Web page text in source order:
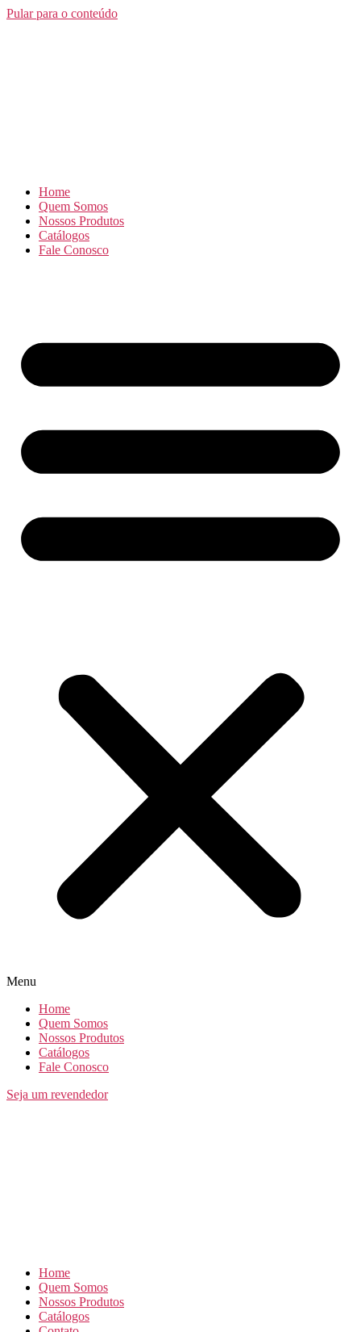
Pular para o conteúdo
Home
Quem Somos
Nossos Produtos
Catálogos
Fale Conosco
Menu
Home
Quem Somos
Nossos Produtos
Catálogos
Fale Conosco
Seja um revendedor
Home
Quem Somos
Nossos Produtos
Catálogos